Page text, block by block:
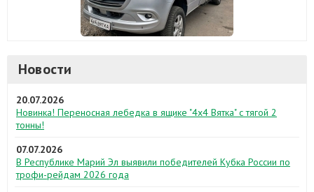
Новости
20.07.2026
Новинка! Переносная лебедка в ящике "4х4 Вятка" с тягой 2
тонны!
07.07.2026
В Республике Марий Эл выявили победителей Кубка России по
трофи-рейдам 2026 года